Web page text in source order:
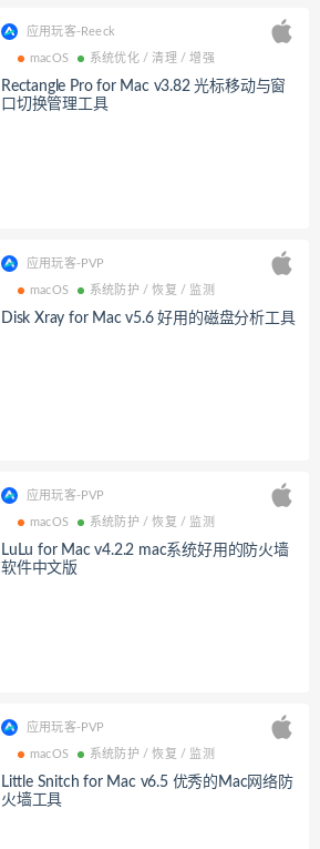
应用玩客-Reeck
macOS 系统优化 / 清理 / 增强
Rectangle Pro for Mac v3.82 光标移动与窗
口切换管理工具
应用玩客-PVP
macOS 系统防护 / 恢复 / 监测
Disk Xray for Mac v5.6 好用的磁盘分析工具
应用玩客-PVP
macOS 系统防护 / 恢复 / 监测
LuLu for Mac v4.2.2 mac系统好用的防火墙
软件中文版
应用玩客-PVP
macOS 系统防护 / 恢复 / 监测
Little Snitch for Mac v6.5 优秀的Mac网络防
火墙工具